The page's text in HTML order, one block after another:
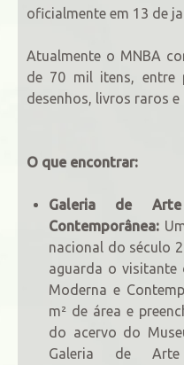
oficialmente em 13 de
Atualmente o MNBA
de 70 mil itens, entre
desenhos, livros raros
O que encontrar:
Galeria de
Contemporânea:
nacional do século
aguarda o visitante
Moderna e
m² de área e
do acervo do
Galeria de